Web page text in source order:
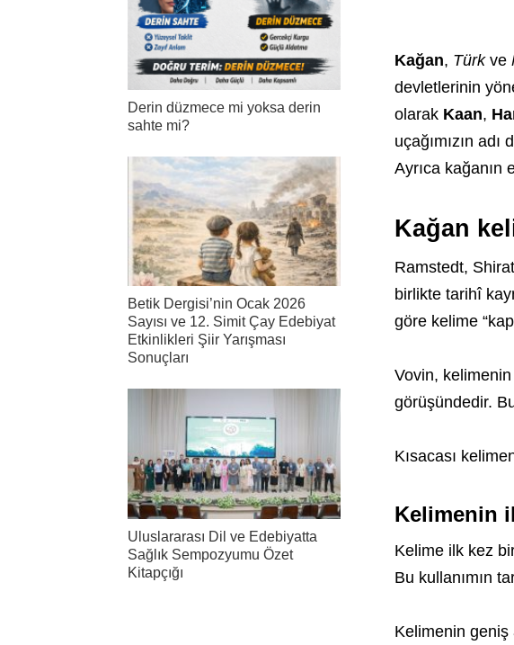
Kağan, Türkve
devletlerinin
olarak Kaan,
uçağımızın adı
Ayrıca kağanın
Kağan
Ramstedt,
birlikte tarihî
göre kelime
Vovin, kelimenin
görüşündedir.
Kısacası
Kelimenin
Kelime ilk kez
Bu kullanımın
Kelimenin geniş
Derin düzmece mi yoksa derin
sahte mi?
Betik Dergisi’nin Ocak 2026
Sayısı ve 12. Simit Çay Edebiyat
Etkinlikleri Şiir Yarışması
Sonuçları
Uluslararası Dil ve Edebiyatta
Sağlık Sempozyumu Özet
Kitapçığı